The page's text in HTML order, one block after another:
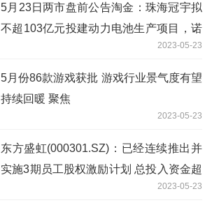
5月23日两市盘前公告淘金：珠海冠宇拟
不超103亿元投建动力电池生产项目，诺
泰生物与客户签订1.02亿美元合同2023-05-23
5月份86款游戏获批 游戏行业景气度有望
持续回暖 聚焦
2023-05-23
东方盛虹(000301.SZ)：已经连续推出并
实施3期员工股权激励计划 总投入资金超
2023-05-23